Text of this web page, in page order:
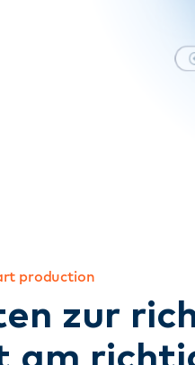
production
zur